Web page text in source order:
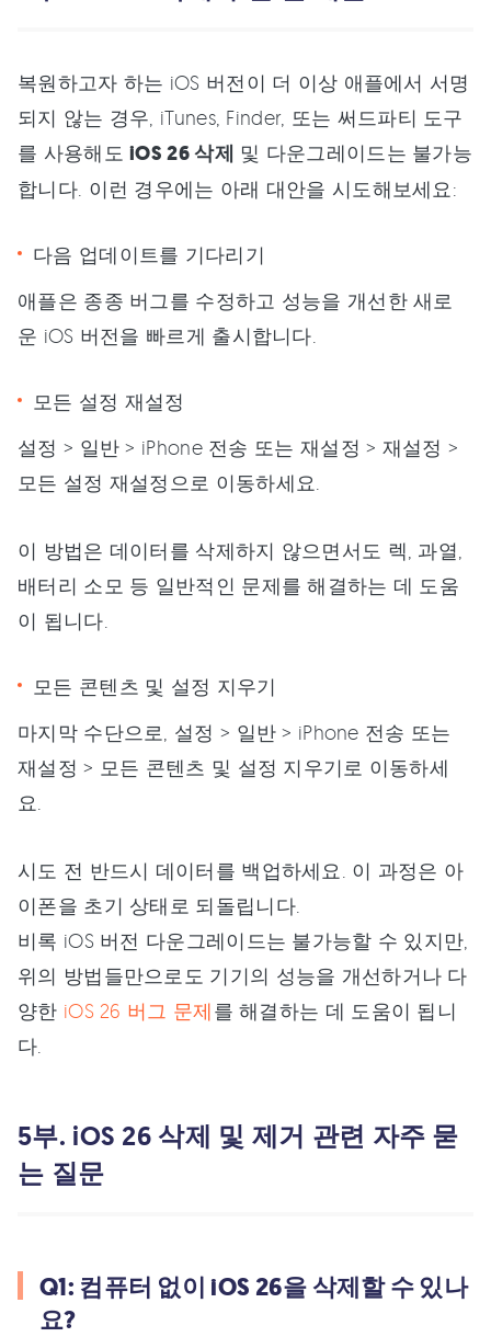
복원하고자 하는 iOS 버전이 더 이상 애플에서 서명
되지 않는 경우, iTunes, Finder, 또는 써드파티 도구
를 사용해도iOS 26 삭제 및 다운그레이드는 불가능
합니다. 이런 경우에는 아래 대안을 시도해보세요:
다음 업데이트를 기다리기
애플은 종종 버그를 수정하고 성능을 개선한 새로
운 iOS 버전을 빠르게 출시합니다.
모든 설정 재설정
설정 > 일반 > iPhone 전송 또는 재설정 > 재설정 >
모든 설정 재설정으로 이동하세요.
이 방법은 데이터를 삭제하지 않으면서도 렉, 과열,
배터리 소모 등 일반적인 문제를 해결하는 데 도움
이 됩니다.
모든 콘텐츠 및 설정 지우기
마지막 수단으로, 설정 > 일반 > iPhone 전송 또는
재설정 > 모든 콘텐츠 및 설정 지우기로 이동하세
요.
시도 전 반드시 데이터를 백업하세요. 이 과정은 아
이폰을 초기 상태로 되돌립니다.
비록 iOS 버전 다운그레이드는 불가능할 수 있지만,
위의 방법들만으로도 기기의 성능을 개선하거나 다
양한 iOS 26 버그 문제를 해결하는 데 도움이 됩니
다.
5부. iOS 26 삭제 및 제거 관련 자주 묻
는 질문
Q1: 컴퓨터 없이 iOS 26을 삭제할 수 있나
요?